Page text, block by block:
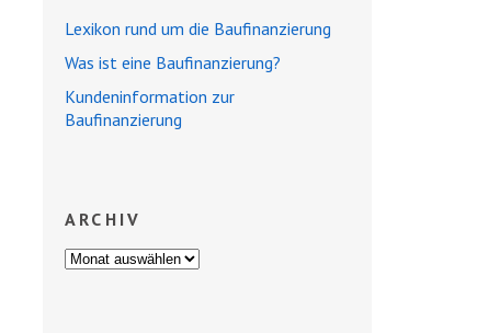
Lexikon rund um die Baufinanzierung
Was ist eine Baufinanzierung?
Kundeninformation zur
Baufinanzierung
ARCHIV